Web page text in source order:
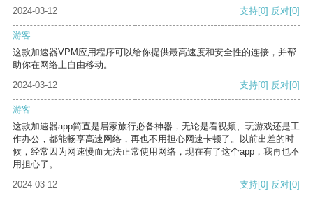
2024-03-12 支持[0] 反对[0]
游客
这款加速器VPM应用程序可以给你提供最高速度和安全性的连接，并帮
助你在网络上自由移动。
2024-03-12
支持[0] 反对[0]
游客
这款加速器app简直是居家旅行必备神器，无论是看视频、玩游戏还是工
作办公，都能畅享高速网络，再也不用担心网速卡顿了。以前出差的时
候，经常因为网速慢而无法正常使用网络，现在有了这个app，我再也不
用担心了。
2024-03-12
支持[0] 反对[0]